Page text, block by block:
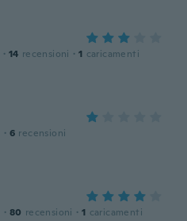
· 14 recensioni · 1 caricamenti
· 6 recensioni
· 80 recensioni · 1 caricamenti